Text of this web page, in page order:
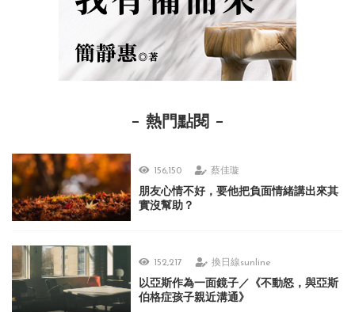
熱門點閱
156,150 蔡佳璇
朋友心情不好，要他把負面情緒講出來其
實沒幫助？
152,217 換日線sunline
以亞斯作為一面鏡子／《不動怒，與亞斯
伯格症孩子親近溝通》